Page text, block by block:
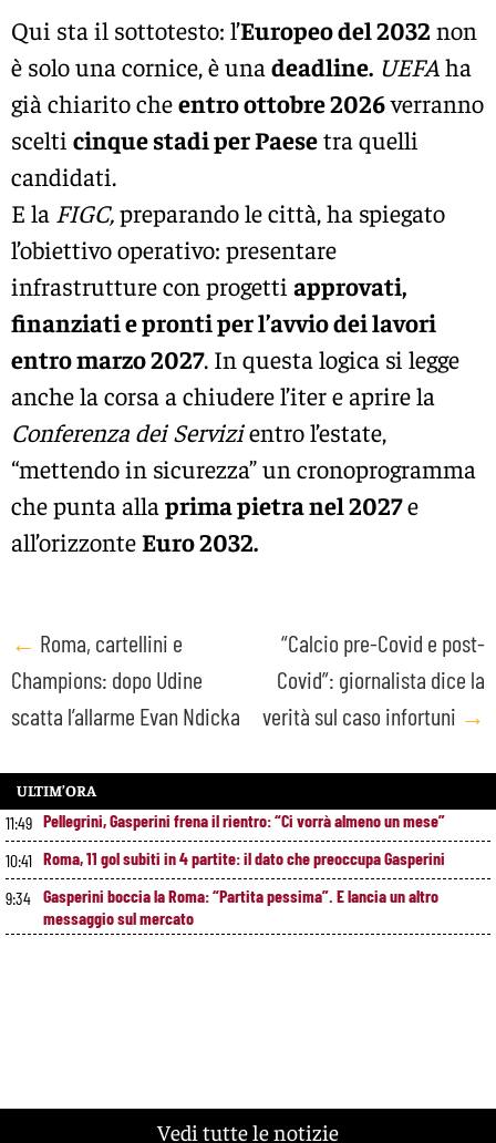
Qui sta il sottotesto: l’Europeo del 2032 non
è solo una cornice, è una deadline. UEFAha
già chiarito cheentro ottobre 2026verranno
scelti cinque stadi per Paesetra quelli
candidati.
E la FIGC,preparando le città, ha spiegato
l’obiettivo operativo: presentare
infrastrutture con progetti approvati,
finanziati e pronti per l’avvio dei lavori
entro marzo 2027. In questa logica si legge
anche la corsa a chiudere l’iter e aprire la
Conferenza dei Servizientro l’estate,
“mettendo in sicurezza” un cronoprogramma
che punta alla prima pietra nel 2027e
all’orizzonteEuro 2032.
Post
navigation
← Roma, cartellini e
Champions: dopo Udine
scatta l’allarme Evan Ndicka
“Calcio pre-Covid e post-
Covid”: giornalista dice la
verità sul caso infortuni →
ULTIM’ORA
11:49 Pellegrini, Gasperini frena il rientro: “Ci vorrà almeno un mese”
10:41 Roma, 11 gol subiti in 4 partite: il dato che preoccupa Gasperini
9:34 Gasperini boccia la Roma: “Partita pessima”. E lancia un altro
messaggio sul mercato
Vedi tutte le notizie